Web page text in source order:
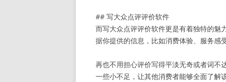
## 写大众点评评价软件
而写大众点评评价软件更是有着独特的魅
据你提供的信息，比如消费体验、服务感
再也不用担心评价写得平淡无奇或者词不
一些小不足，让其他消费者能够全面了解